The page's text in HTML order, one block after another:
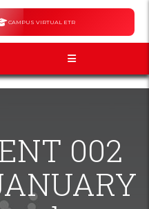
CAMPUS VIRTUAL ETR